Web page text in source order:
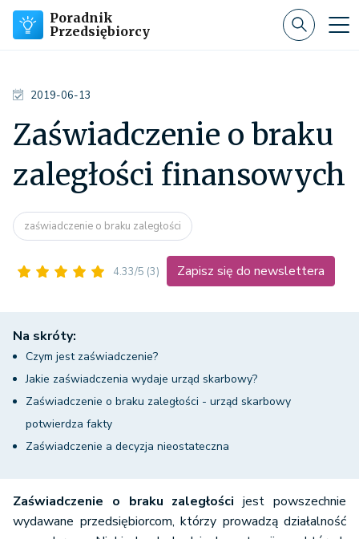
Poradnik
Przedsiębiorcy
2019-06-13
Zaświadczenie o braku
zaległości finansowych
zaświadczenie o braku zaległości
4.33/5 (3) Zapisz się do newslettera
Na skróty:
Czym jest zaświadczenie?
Jakie zaświadczenia wydaje urząd skarbowy?
Zaświadczenie o braku zaległości - urząd skarbowy
potwierdza fakty
Zaświadczenie a decyzja nieostateczna
Zaświadczenie o braku zaległości jest powszechnie
wydawane przedsiębiorcom, którzy prowadzą działalność